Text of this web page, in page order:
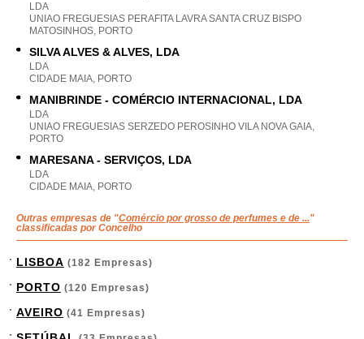
LDA
UNIAO FREGUESIAS PERAFITA LAVRA SANTA CRUZ BISPO
MATOSINHOS, PORTO
SILVA ALVES & ALVES, LDA
LDA
CIDADE MAIA, PORTO
MANIBRINDE - COMÉRCIO INTERNACIONAL, LDA
LDA
UNIAO FREGUESIAS SERZEDO PEROSINHO VILA NOVA GAIA,
PORTO
MARESANA - SERVIÇOS, LDA
LDA
CIDADE MAIA, PORTO
Outras empresas de "Comércio por grosso de perfumes e de ..."
classificadas por Concelho
LISBOA (182 Empresas)
PORTO (120 Empresas)
AVEIRO (41 Empresas)